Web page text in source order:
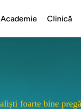
Academie Clinică
foarte bine